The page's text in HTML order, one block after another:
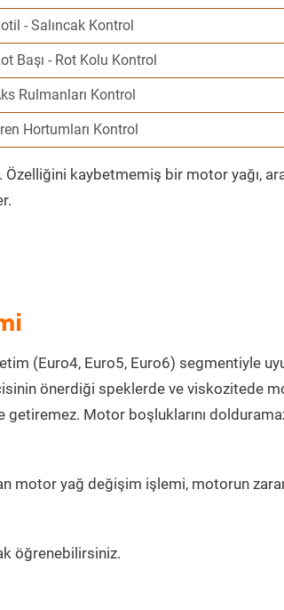
- Salıncak Kontrol
Başı - Rot Kolu Kontrol
Rulmanları Kontrol
Hortumları Kontrol
kaybetmemiş bir motor yağı,
(Euro4, Euro5, Euro6) segmentiyle
önerdiği speklerde ve viskozitede
getiremez. Motor boşluklarını
motor yağ değişim işlemi, motorun
öğrenebilirsiniz.